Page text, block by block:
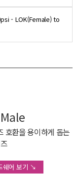
- LOK(Female) to
호환을 용이하게 돕는
쉐어 보기 ↘